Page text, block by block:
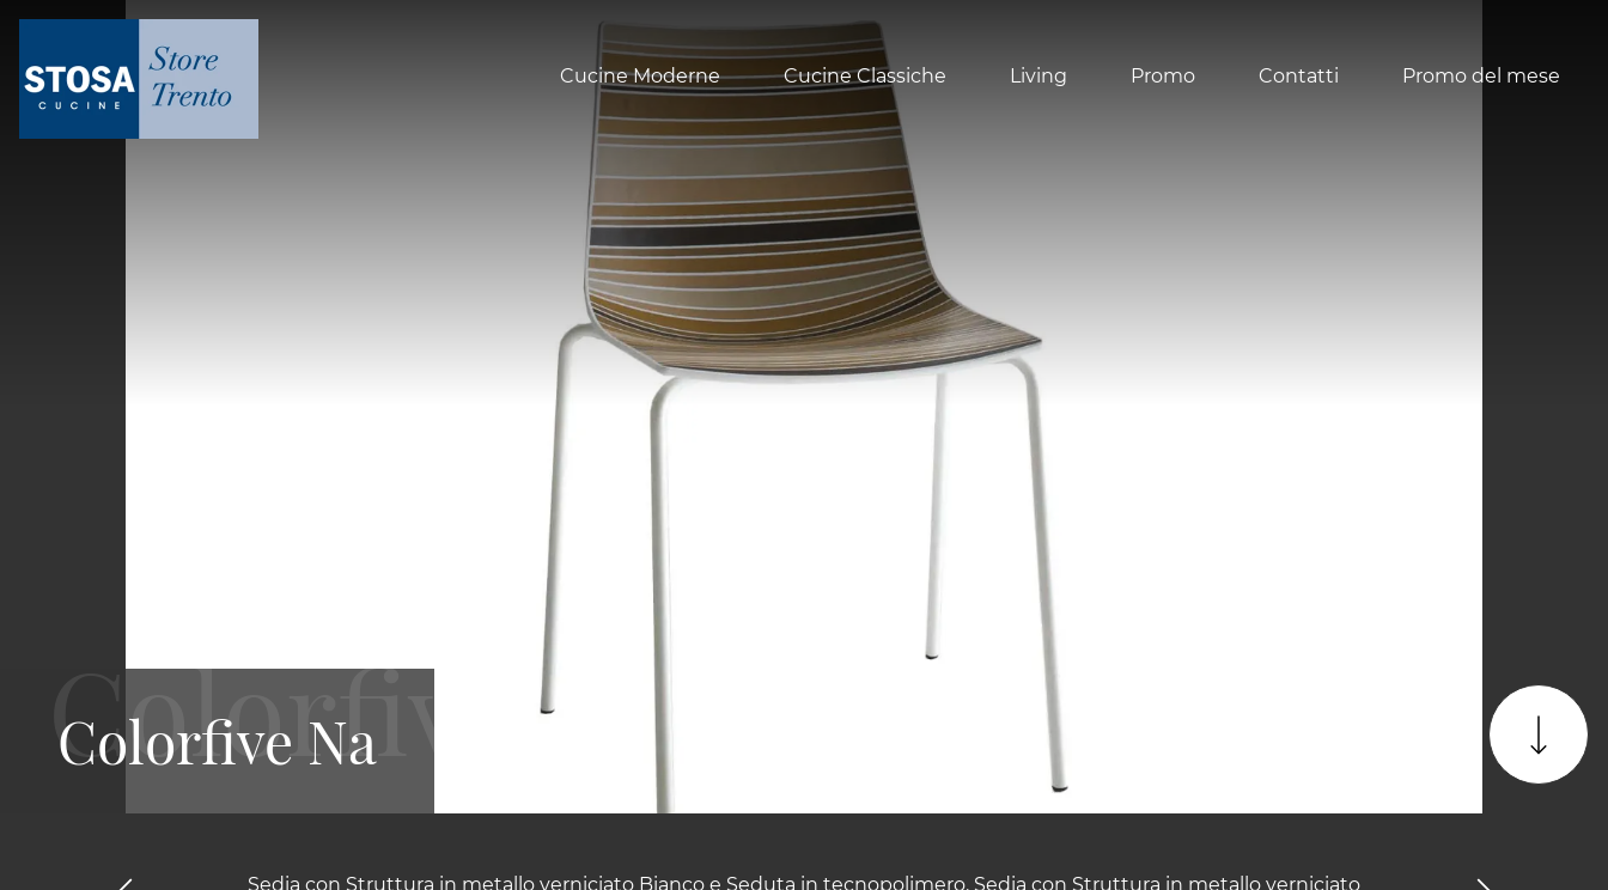
Cucine Moderne Cucine Classiche Living Promo Contatti Promo del mese
Sedia con Struttura in metallo verniciato Bianco e Seduta in tecnopolimero. Sedia con Struttura in metallo verniciato
Colorfive Na